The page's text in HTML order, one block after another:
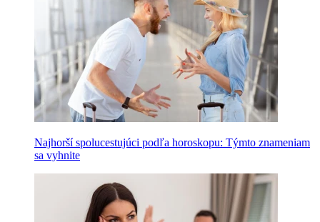
Najhorší spolucestujúci podľa horoskopu: Týmto znameniam
sa vyhnite